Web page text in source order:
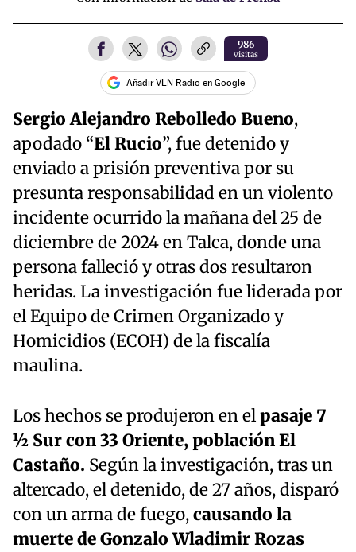
986
visitas
Añadir VLN Radio en Google
Sergio Alejandro Rebolledo Bueno,
apodado “El Rucio”, fue detenido y
enviado a prisión preventiva por su
presunta responsabilidad en un violento
incidente ocurrido la mañana del 25 de
diciembre de 2024 en Talca, donde una
persona falleció y otras dos resultaron
heridas. La investigación fue liderada por
el Equipo de Crimen Organizado y
Homicidios (ECOH) de la fiscalía
maulina.
Los hechos se produjeron en elpasaje 7
½ Sur con 33 Oriente, población El
Castaño. Según la investigación, tras un
altercado, el detenido, de 27 años, disparó
con un arma de fuego,causando la
muerte de Gonzalo Wladimir Rozas